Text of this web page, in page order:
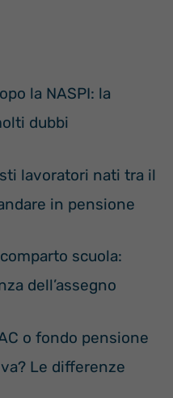
la NASPI: la
dubbi
lavoratori nati tra il
in pensione
scuola:
dell’assegno
o fondo pensione
Le differenze